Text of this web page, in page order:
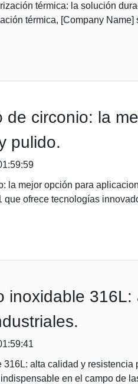
térmica: la solución
térmica, [Company Name]
de circonio: la
pulido.
la mejor opción para
que ofrece tecnologías
inoxidable
316L: alta calidad y
en el campo de